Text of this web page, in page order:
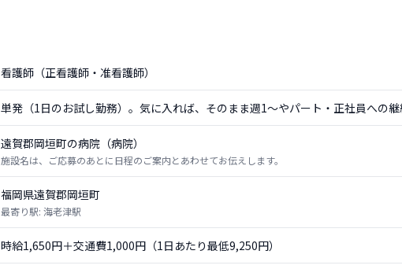
看護師（正看護師・准看護師）
単発（1日のお試し勤務）。気に入れば、そのまま週1〜やパート・正社員への継
遠賀郡岡垣町の病院（病院）
施設名は、ご応募のあとに日程のご案内とあわせてお伝えします。
福岡県遠賀郡岡垣町
最寄り駅: 海老津駅
時給1,650円＋交通費1,000円（1日あたり最低9,250円）